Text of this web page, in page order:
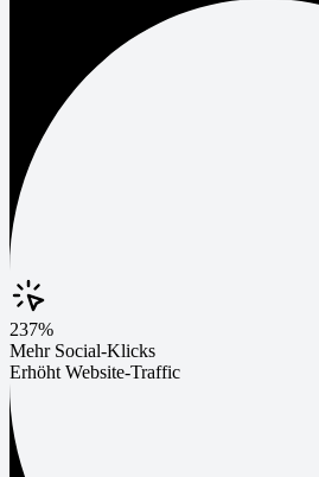
237%
Mehr Social-Klicks
Erhöht Website-Traffic